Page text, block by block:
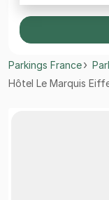
Parkings France
Hôtel Le Marquis